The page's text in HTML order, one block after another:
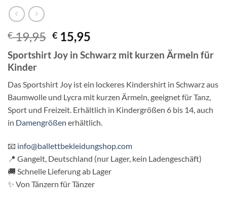
€19,95 Ursprünglicher
Preis
war:
€ 15,95
Preis
ist:
Sportshirt Joy in Schwarz mit kurzen Ärmeln für
Kinder
Das Sportshirt Joy ist ein lockeres Kindershirt in Schwarz aus
Baumwolle und Lycra mit kurzen Ärmeln, geeignet für Tanz,
Sport und Freizeit. Erhältlich in Kindergrößen 6 bis 14, auch
in Damengrößen erhältlich.
📧 info@ballettbekleidungshop.com
📍 Gangelt, Deutschland (nur Lager, kein Ladengeschäft)
🚚 Schnelle Lieferung ab Lager
✨ Von Tänzern für Tänzer